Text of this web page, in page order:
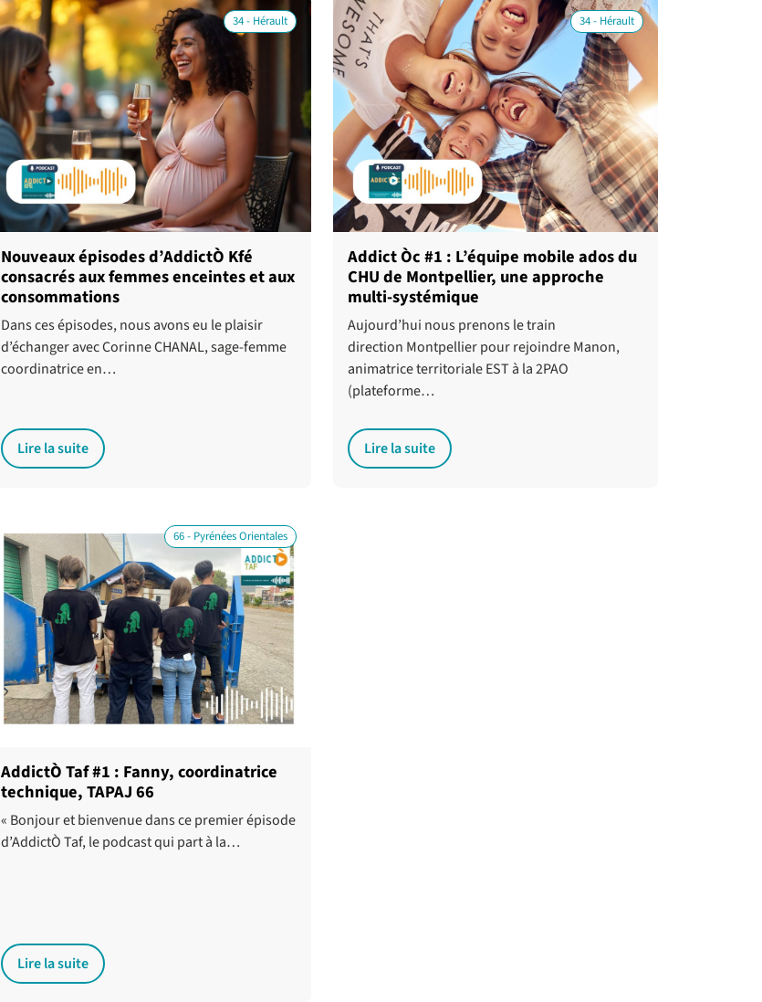
34 - Hérault
Nouveaux épisodes d’AddictÒ Kfé
consacrés aux femmes enceintes et aux
consommations
Dans ces épisodes, nous avons eu le plaisir
d’échanger avec Corinne CHANAL, sage-femme
coordinatrice en…
Lire la suite
34 - Hérault
Addict Òc #1 : L’équipe mobile ados du
CHU de Montpellier, une approche
multi-systémique
Aujourd’hui nous prenons le train
direction Montpellier pour rejoindre Manon,
animatrice territoriale EST à la 2PAO
(plateforme…
Lire la suite
66 - Pyrénées Orientales
AddictÒ Taf #1 : Fanny, coordinatrice
technique, TAPAJ 66
« Bonjour et bienvenue dans ce premier épisode
d’AddictÒ Taf, le podcast qui part à la…
Lire la suite